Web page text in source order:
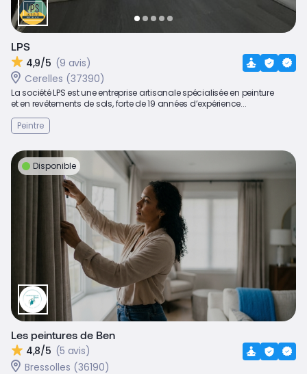
LPS
4,9/5 (9 avis)
Cerelles (37390)
La société LPS est une entreprise artisanale spécialisée en peinture
et en revêtements de sols, forte de 19 années d’expérience...
Peintre
Disponible
Les peintures de Ben
4,8/5 (5 avis)
Bressolles (36190)